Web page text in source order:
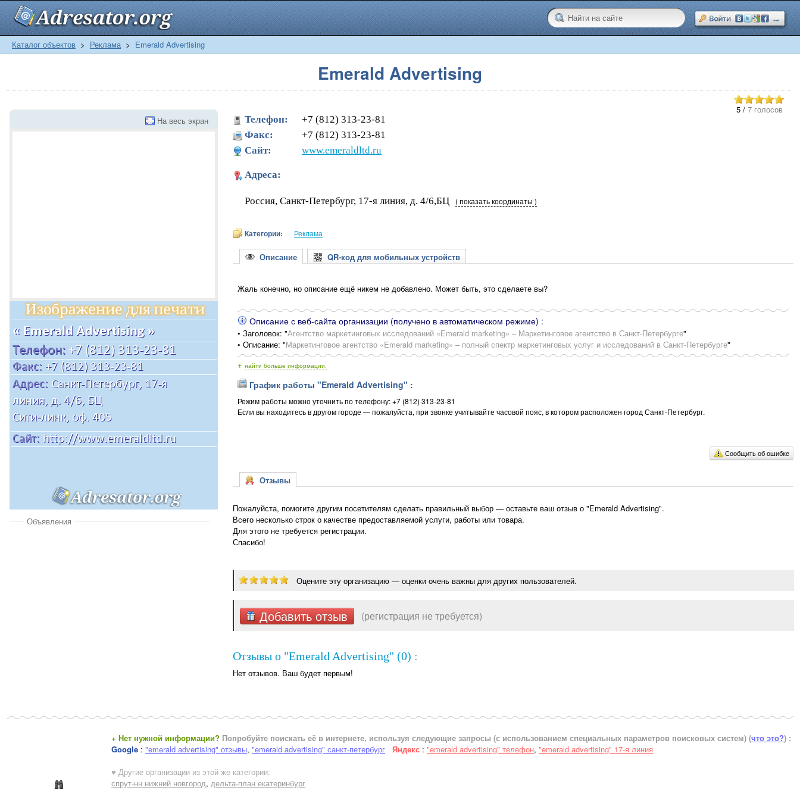
Каталог объектов > Реклама > Emerald Advertising
Emerald Advertising
5/ 7 голосов
На весь экран
Объявления
Телефон:
+7 (812) 313-23-81
Факс:
+7 (812) 313-23-81
Сайт:
www.emeraldltd.ru
Адреса:
Россия, Санкт-Петербург, 17-я линия, д. 4/6,БЦ ( показать координаты )
Категории: Реклама
Описание QR-код для мобильных устройств
Жаль конечно, но описание ещё никем не добавлено. Может быть, это сделаете вы?
Описание с веб-сайта организации (получено в автоматическом режиме) :
• Заголовок: "Агентство маркетинговых исследований «Emerald marketing» – Маркетинговое агентство в Санкт-Петербурге"
• Описание: "Маркетинговое агентство «Emerald marketing» – полный спектр маркетинговых услуг и исследований в Санкт-Петербурге"
+ найти больше информации.
График работы "Emerald Advertising" :
Режим работы можно уточнить по телефону: +7 (812) 313-23-81
Если вы находитесь в другом городе — пожалуйста, при звонке учитывайте часовой пояс, в котором расположен город Санкт-Петербург.
Сообщить об ошибке
Отзывы
Пожалуйста, помогите другим посетителям сделать правильный выбор — оставьте ваш отзыв о "Emerald Advertising".
Всего несколько строк о качестве предоставляемой услуги, работы или товара.
Для этого не требуется регистрации.
Спасибо!
Оцените эту организацию — оценки очень важны для других пользователей.
Добавить отзыв (регистрация не требуется)
Отзывы о "Emerald Advertising" (0) :
Нет отзывов. Ваш будет первым!
+ Нет нужной информации? Попробуйте поискать её в интернете, используя следующие запросы (с использованием специальных параметров поисковых систем) (что это?) :
Google : "emerald advertising" отзывы, "emerald advertising" санкт-петербург Яндекс : "emerald advertising" телефон, "emerald advertising" 17-я линия
♥ Другие организации из этой же категории:
спрут-нн нижний новгород, дельта-план екатеринбург